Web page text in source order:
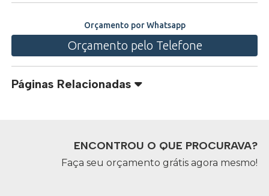
Orçamento por Whatsapp
Orçamento pelo Telefone
Páginas Relacionadas
ENCONTROU O QUE PROCURAVA?
Faça seu orçamento grátis agora mesmo!